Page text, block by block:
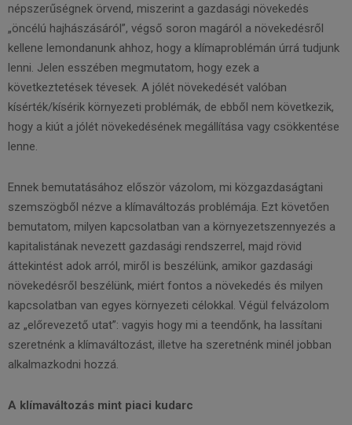
népszerűségnek örvend, miszerint a gazdasági növekedés
„öncélú hajhászásáról”, végső soron magáról a növekedésről
kellene lemondanunk ahhoz, hogy a klímaproblémán úrrá tudjunk
lenni. Jelen esszében megmutatom, hogy ezek a
következtetések tévesek. A jólét növekedését valóban
kísérték/kísérik környezeti problémák, de ebből nem következik,
hogy a kiút a jólét növekedésének megállítása vagy csökkentése
lenne.
Ennek bemutatásához először vázolom, mi közgazdaságtani
szemszögből nézve a klímaváltozás problémája. Ezt követően
bemutatom, milyen kapcsolatban van a környezetszennyezés a
kapitalistának nevezett gazdasági rendszerrel, majd rövid
áttekintést adok arról, miről is beszélünk, amikor gazdasági
növekedésről beszélünk, miért fontos a növekedés és milyen
kapcsolatban van egyes környezeti célokkal. Végül felvázolom
az „előrevezető utat”: vagyis hogy mi a teendőnk, ha lassítani
szeretnénk a klímaváltozást, illetve ha szeretnénk minél jobban
alkalmazkodni hozzá.
A klímaváltozás mint piaci kudarc